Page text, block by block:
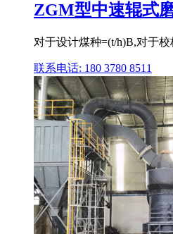
ZGM型中速辊式
对于设计煤种=(t/h)B,对于
联系电话: 180 3780 8511